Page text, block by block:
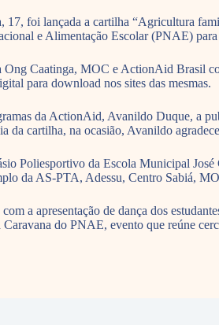
17, foi lançada a cartilha “Agricultura
e Alimentação Escolar (PNAE)
Caatinga, MOC e ActionAid Brasil
para download nos sites das mesmas.
da ActionAid, Avanildo Duque, a
da cartilha, na ocasião, Avanildo
Poliesportivo da Escola Municipal José
da AS-PTA, Adessu, Centro Sabiá,
a apresentação de dança dos
do PNAE, evento que reúne